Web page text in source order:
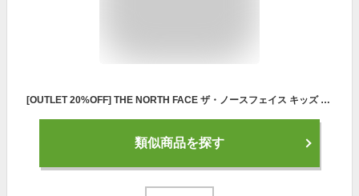
[OUTLET 20%OFF] THE NORTH FACE ザ・ノースフェイス キッズ リバーシブルコージーネックゲイター 中わた入りネックウォーマー Kids' Reversible Cozy Neck Gaiter NNJ72100 2021秋冬モデル 日本正規代理店商品
類似商品を探す